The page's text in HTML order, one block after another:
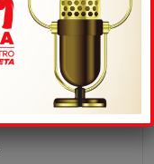
08-07
2026